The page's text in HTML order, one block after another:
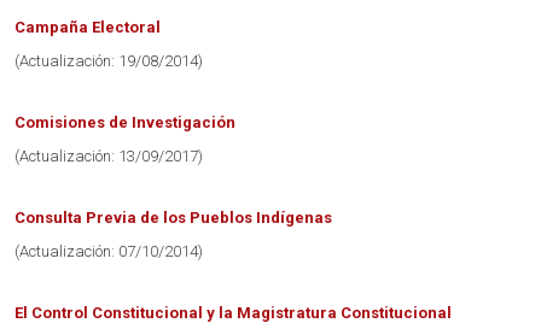
Campaña Electoral
(Actualización: 19/08/2014)
Comisiones de Investigación
(Actualización: 13/09/2017)
Consulta Previa de los Pueblos Indígenas
(Actualización: 07/10/2014)
El Control Constitucional y la Magistratura Constitucional